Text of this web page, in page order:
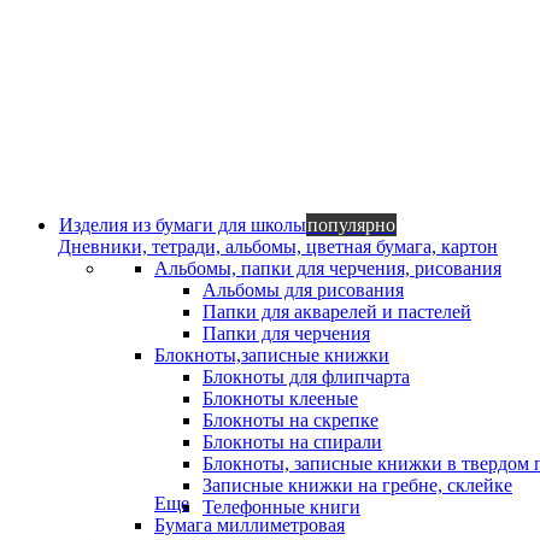
Изделия из бумаги для школыпопулярно
Дневники, тетради, альбомы, цветная бумага, картон
Альбомы, папки для черчения, рисования
Альбомы для рисования
Папки для акварелей и пастелей
Папки для черчения
Блокноты,записные книжки
Блокноты для флипчарта
Блокноты клееные
Блокноты на скрепке
Блокноты на спирали
Блокноты, записные книжки в твердом
Записные книжки на гребне, склейке
Телефонные книги
Еще
Бумага миллиметровая